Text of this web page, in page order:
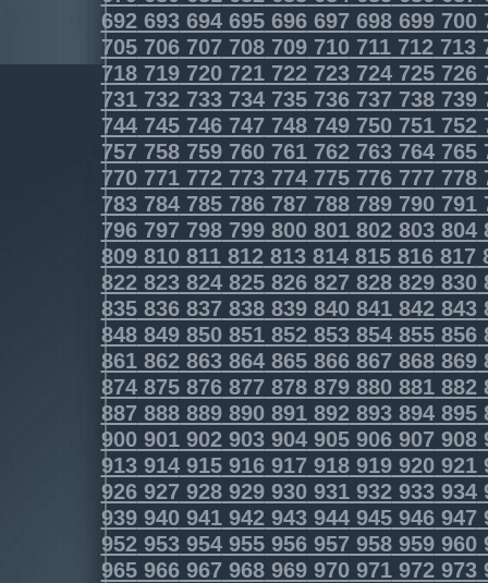
692693694695696697698699700
705706707708709710711712713
718719720721722723724725726
731732733734735736737738739
744745746747748749750751752
757758759760761762763764765
770771772773774775776777778
783784785786787788789790791
796797798799800801802803804
809810811812813814815816817
822823824825826827828829830
835836837838839840841842843
848849850851852853854855856
861862863864865866867868869
874875876877878879880881882
887888889890891892893894895
900901902903904905906907908
913914915916917918919920921
926927928929930931932933934
939940941942943944945946947
952953954955956957958959960
965966967968969970971972973